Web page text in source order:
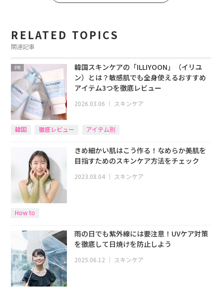
RELATED TOPICS
関連記事
PR
韓国スキンケアの「ILLIYOON」（イリユ
ン）とは？敏感肌でも全身使えるおすすめ
アイテム3つを徹底レビュー
2026.03.06 ｜ スキンケア
韓国 徹底レビュー アイテム別
きめ細かい肌はこう作る！なめらか美肌を
目指すためのスキンケア方法をチェック
2023.08.04 ｜ スキンケア
How to
雨の日でも紫外線には要注意！UVケア対策
を徹底して日焼けを防止しよう
2025.06.12 ｜ スキンケア